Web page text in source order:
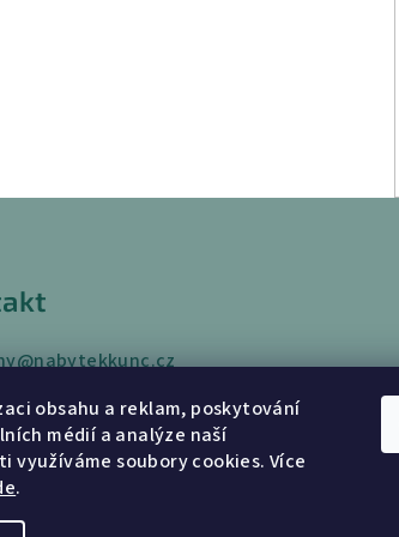
obsahu a reklam, poskytování
médií a analýze naší
využíváme soubory cookies. Více
.
@nabytekkunc.cz